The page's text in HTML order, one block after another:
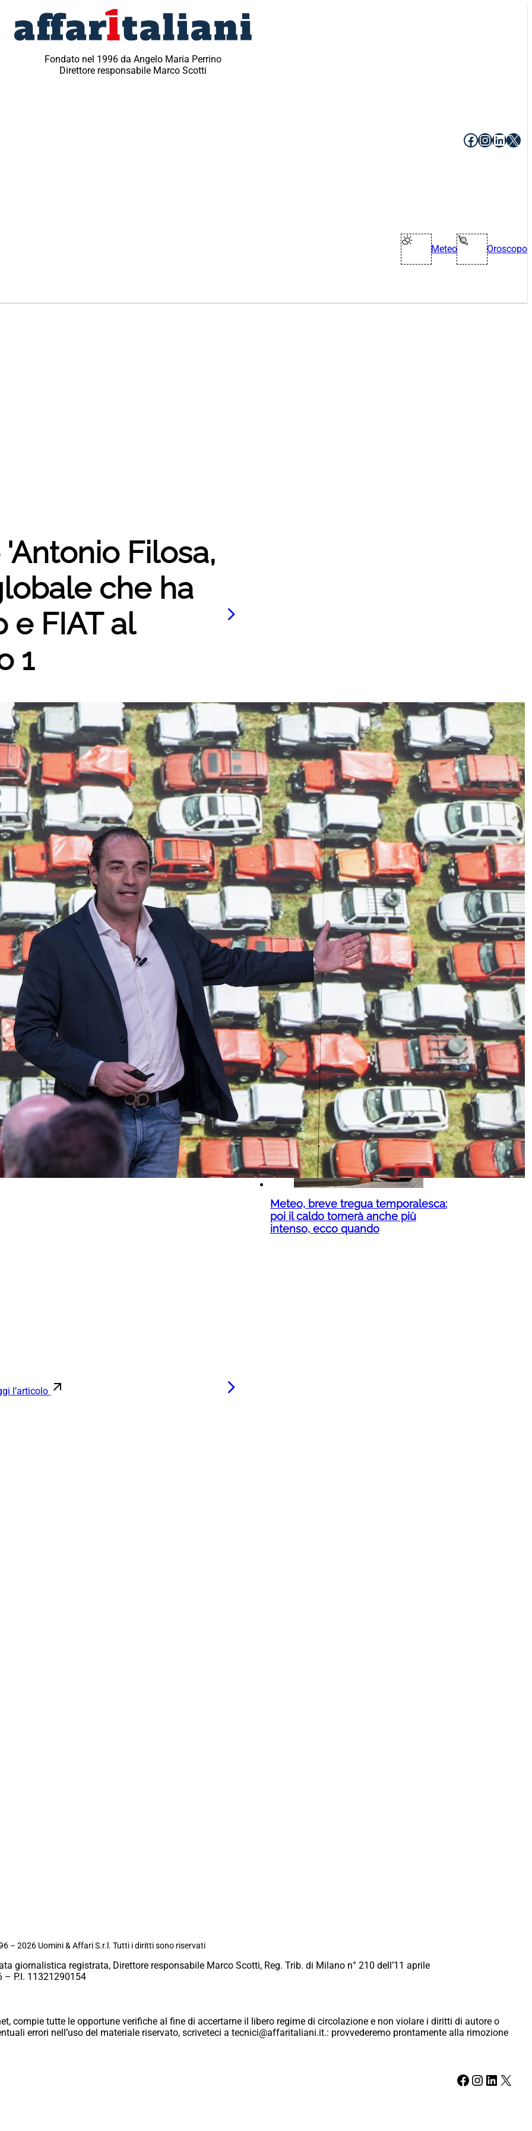
Fondato nel 1996 da Angelo Maria Perrino
Direttore responsabile Marco Scotti
Facebook
X
Meteo Oroscopo
Filosa,
che ha
FIAT al
1
l’articolo
Leggi anche
Terremoto a Pisa: la terra trema
ancora, scossa di magnitudo 2.4
Manager / Chi è Leonardo
Ferragamo, il presidente della
maison di moda che da 17 mesi
copre il posto lasciato vacante da
Marco Gobbetti
Bologna, arrestata coppia che
girava l’Italia per truffare gli anziani:
con sé portavano il figlio di 7 anni
Meteo, breve tregua temporalesca:
poi il caldo tornerà anche più
intenso, ecco quando
– 2026 Uomini & Affari S.r.l. Tutti i diritti sono riservati
giornalistica registrata, Direttore responsabile Marco Scotti, Reg. Trib. di Milano n° 210 dell’11 aprile
– P.I. 11321290154
compie tutte le opportune verifiche al fine di accertarne il libero regime di circolazione e non violare i diritti di autore o
errori nell’uso del materiale riservato, scriveteci a tecnici@affaritaliani.it.: provvederemo prontamente alla rimozione
Facebook Instagram LinkedIn X